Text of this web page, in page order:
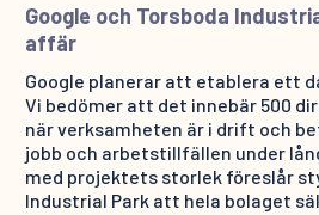
Google och Torsboda
affär
Google planerar att etablera ett
Vi bedömer att det innebär 500
när verksamheten är i drift och
jobb och arbetstillfällen under
med projektets storlek föreslår
Industrial Park att hela bolaget